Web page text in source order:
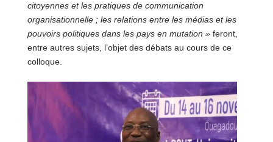
citoyennes et les pratiques de communication
organisationnelle ; les relations entre les médias et les
pouvoirs politiques dans les pays en mutation »feront,
entre autres sujets, l’objet des débats au cours de ce
colloque.